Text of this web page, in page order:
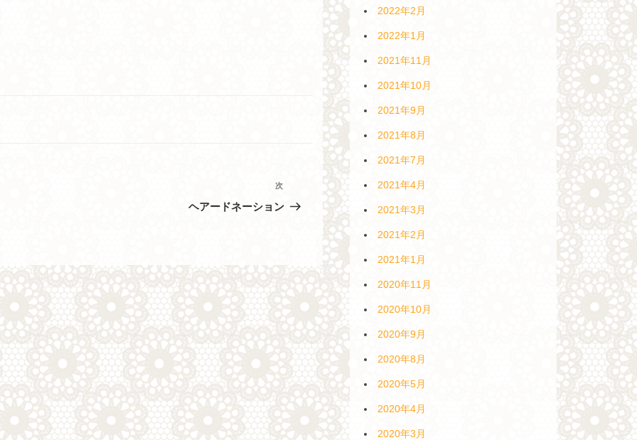
次
ヘアードネーション
2022年2月
2022年1月
2021年11月
2021年10月
2021年9月
2021年8月
2021年7月
2021年4月
2021年3月
2021年2月
2021年1月
2020年11月
2020年10月
2020年9月
2020年8月
2020年5月
2020年4月
2020年3月